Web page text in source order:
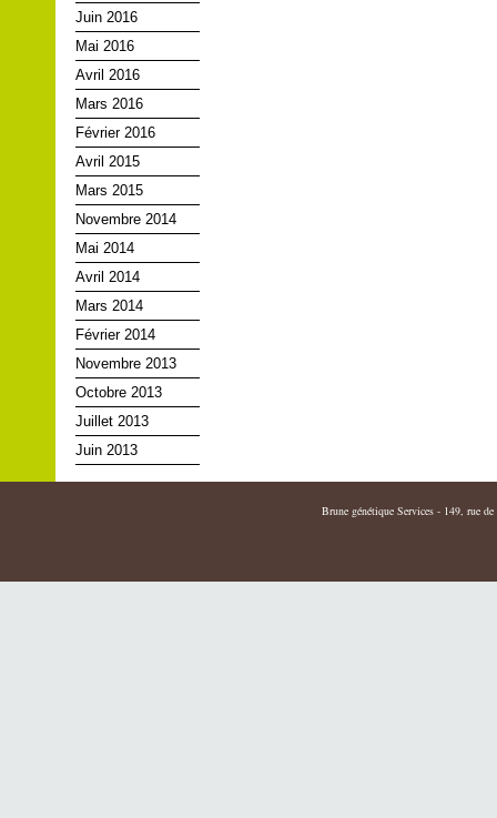
Juin 2016
Mai 2016
Avril 2016
Mars 2016
Février 2016
Avril 2015
Mars 2015
Novembre 2014
Mai 2014
Avril 2014
Mars 2014
Février 2014
Novembre 2013
Octobre 2013
Juillet 2013
Juin 2013
Brune génétique Services - 149, rue